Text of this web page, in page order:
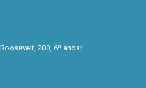
200, 6º andar